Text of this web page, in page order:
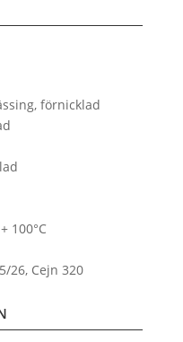
förnicklad
100°C
26, Cejn 320